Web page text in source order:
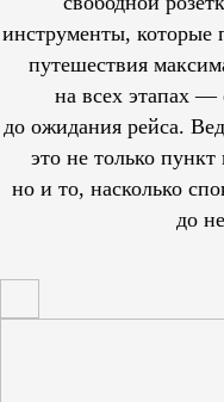
инструменты, которые
путешествия
на всех этапах —
до ожидания рейса.
это не только
но и то, насколько
до